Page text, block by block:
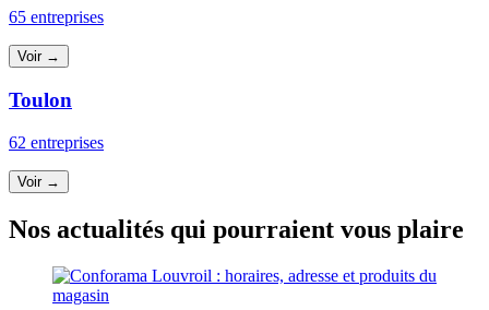
65 entreprises
Voir →
Toulon
62 entreprises
Voir →
Nos actualités qui pourraient vous plaire